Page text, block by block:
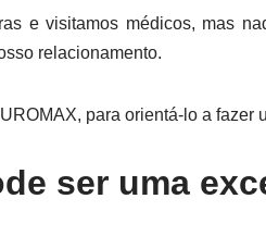
e visitamos médicos, mas
relacionamento.
para orientá-lo a fazer
ser uma